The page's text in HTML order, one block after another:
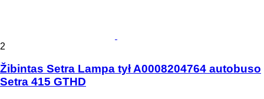
2
Žibintas Setra Lampa tył A0008204764 autobuso
Setra 415 GTHD